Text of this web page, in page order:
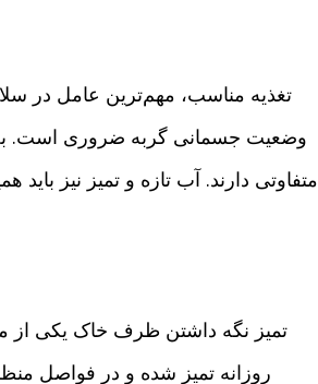
تغذیه مناسب، مهم‌ترین عامل در
وضعیت جسمانی گربه ضروری است.
متفاوتی دارند. آب تازه و تمیز نیز
تمیز نگه داشتن ظرف خاک یکی
روزانه تمیز شده و در فواصل